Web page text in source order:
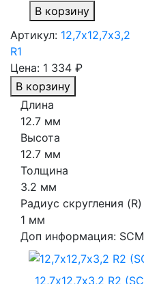
В корзину
Артикул: 12,7х12,7х3,2
R1
Цена: 1 334 ₽
В корзину
Длина
12.7 мм
Высота
12.7 мм
Толщина
3.2 мм
Радиус скругления (R)
1 мм
Доп информация:
12,7х12,7х3,2 R2